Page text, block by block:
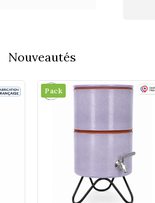
Nouveautés
Pack